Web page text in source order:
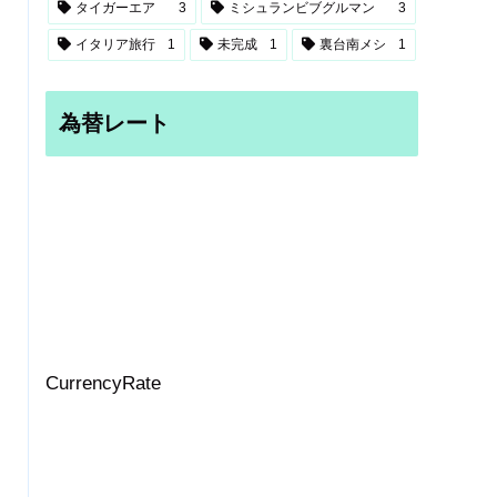
タイガーエア 3 ミシュランビブグルマン 3
イタリア旅行 1 未完成 1 裏台南メシ 1
為替レート
CurrencyRate